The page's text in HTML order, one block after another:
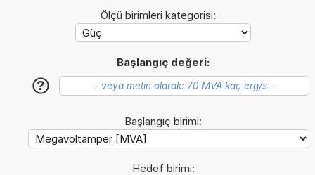
Ölçü birimleri kategorisi:
Başlangıç değeri:
?
Başlangıç birimi:
Hedef birimi: